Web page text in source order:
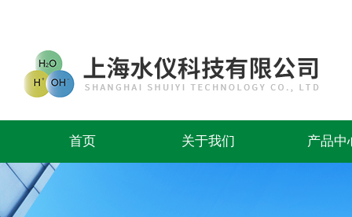
首页 关于我们 产品中